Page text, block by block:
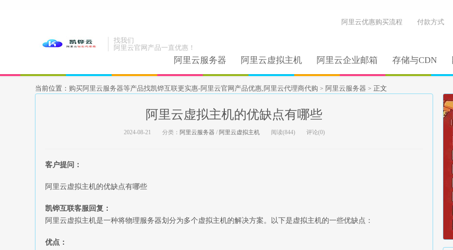
找我们
阿里云官网产品一直优惠！
阿里云服务器 阿里云虚拟主机 阿里云企业邮箱 存储与CDN
阿里云优惠购买流程 付款方式
当前位置： 购买阿里云服务器等产品找凯铧互联更实惠-阿里云官网产品优惠,阿里云代理商代购 > 阿里云服务器 > 正文
阿里云虚拟主机的优缺点有哪些
2024-08-21 分类： 阿里云服务器 / 阿里云虚拟主机 阅读(844) 评论(0)
客户提问：
阿里云虚拟主机的优缺点有哪些
凯铧互联客服回复：
阿里云虚拟主机是一种将物理服务器划分为多个虚拟主机的解决方案。以下是虚拟主机的一些优缺点：
优点：